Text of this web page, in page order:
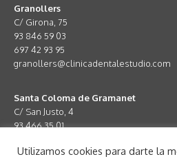
Granollers
C/ Girona, 75
93 846 59 03
697 42 93 95
granollers@clinicadentalestudio.com
Santa Coloma de Gramanet
C/ San Justo, 4
93 466 35 01
Utilizamos cookies para darte la